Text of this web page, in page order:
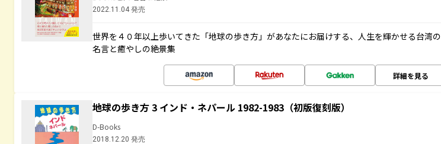
2022.11.04 発売
世界を４０年以上歩いてきた「地球の歩き方」があなたにお届けする、人生を輝かせる台湾の
名言と癒やしの絶景集
詳細を見る
地球の歩き方 3 インド・ネパール 1982-1983（初版復刻版）
D-Books
2018.12.20 発売